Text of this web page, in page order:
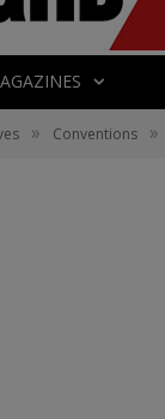
» Conventions »